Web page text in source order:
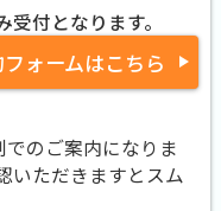
付となります。
ォームはこちら
のご案内になりま
いただきますとスム